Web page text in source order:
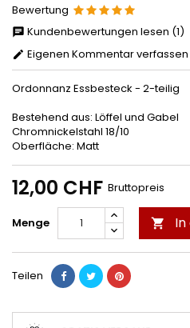
Bewertung
Kundenbewertungen lesen (1)
Eigenen Kommentar verfassen
Ordonnanz Essbesteck - 2-teilig
Bestehend aus: Löffel und Gabel
Chromnickelstahl 18/10
Oberfläche: Matt
12,00 CHF Bruttopreis
Menge 
Teilen